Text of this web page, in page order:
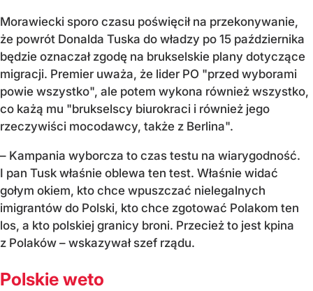
Morawiecki sporo czasu poświęcił na przekonywanie,
że powrót Donalda Tuska do władzy po 15 października
będzie oznaczał zgodę na brukselskie plany dotyczące
migracji. Premier uważa, że lider PO "przed wyborami
powie wszystko", ale potem wykona również wszystko,
co każą mu "brukselscy biurokraci i również jego
rzeczywiści mocodawcy, także z Berlina".
– Kampania wyborcza to czas testu na wiarygodność.
I pan Tusk właśnie oblewa ten test. Właśnie widać
gołym okiem, kto chce wpuszczać nielegalnych
imigrantów do Polski, kto chce zgotować Polakom ten
los, a kto polskiej granicy broni. Przecież to jest kpina
z Polaków – wskazywał szef rządu.
Polskie weto